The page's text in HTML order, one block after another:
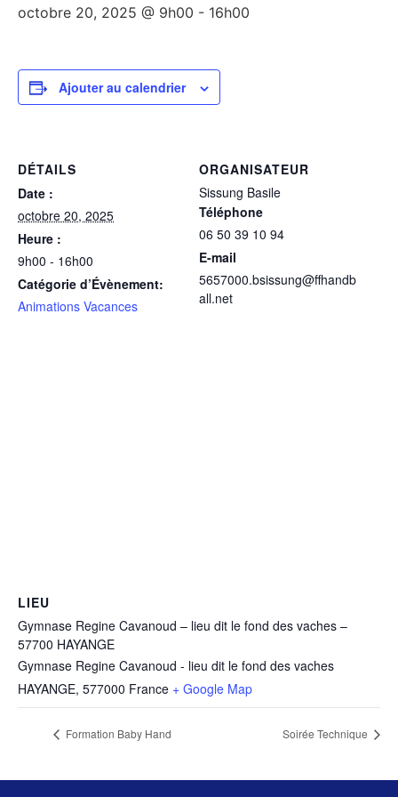
octobre 20, 2025 @ 9h00 - 16h00
Ajouter au calendrier
DÉTAILS
Date :
octobre 20, 2025
Heure :
9h00 - 16h00
Catégorie d’Évènement:
Animations Vacances
ORGANISATEUR
Sissung Basile
Téléphone
06 50 39 10 94
E-mail
5657000.bsissung@ffhandb
all.net
LIEU
Gymnase Regine Cavanoud – lieu dit le fond des vaches –
57700 HAYANGE
Gymnase Regine Cavanoud - lieu dit le fond des vaches
HAYANGE, 577000 France + Google Map
Formation Baby Hand Soirée Technique